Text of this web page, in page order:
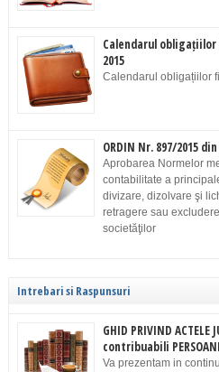
Calendarul
2015
Calendarul obligațiilor
ORDIN Nr. 897/2015
Aprobarea Normelor
contabilitate a
divizare, dizolvare şi
retragere sau
societăţilor
Intrebari si Raspunsuri
GHID PRIVIND
contribuabili
Va prezentam in